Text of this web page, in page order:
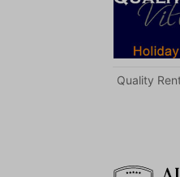
Quality